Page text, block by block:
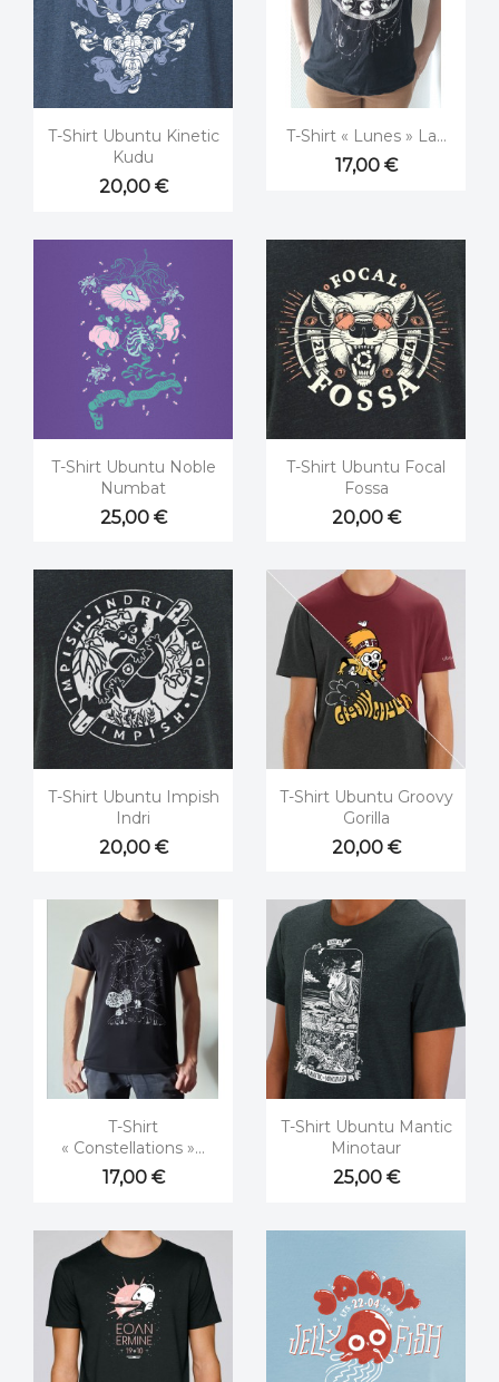
Aperçu rapide
T-Shirt Ubuntu Kinetic
Kudu
20,00 €
Aperçu rapide
T-Shirt « Lunes » La...
17,00 €
Aperçu rapide
T-Shirt Ubuntu Noble
Numbat
25,00 €
Aperçu rapide
T-Shirt Ubuntu Focal
Fossa
20,00 €
Aperçu rapide
T-Shirt Ubuntu Impish
Indri
20,00 €
Aperçu rapide
T-Shirt Ubuntu Groovy
Gorilla
20,00 €
Aperçu rapide
T-Shirt
« Constellations »...
17,00 €
Aperçu rapide
T-Shirt Ubuntu Mantic
Minotaur
25,00 €